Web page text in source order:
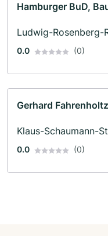
Hamburger BuD,
Ludwig-Rosenberg-
0.0 (0)
Gerhard Fahrenholtz
Klaus-Schaumann-
0.0 (0)